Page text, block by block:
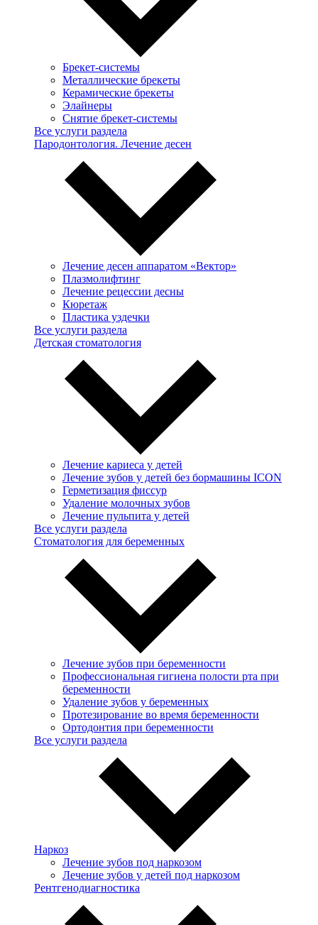
Брекет-системы
Металлические брекеты
Керамические брекеты
Элайнеры
Снятие брекет-системы
Все услуги раздела
Пародонтология. Лечение десен
Лечение десен аппаратом «Вектор»
Плазмолифтинг
Лечение рецессии десны
Кюретаж
Пластика уздечки
Все услуги раздела
Детская стоматология
Лечение кариеса у детей
Лечение зубов у детей без бормашины ICON
Герметизация фиссур
Удаление молочных зубов
Лечение пульпита у детей
Все услуги раздела
Стоматология для беременных
Лечение зубов при беременности
Профессиональная гигиена полости рта при
беременности
Удаление зубов у беременных
Протезирование во время беременности
Ортодонтия при беременности
Все услуги раздела
Наркоз
Лечение зубов под наркозом
Лечение зубов у детей под наркозом
Рентгенодиагностика